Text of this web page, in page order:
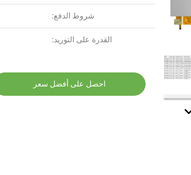
شروط الدفع:
القدرة على التوريد:
احصل على أفضل سعر